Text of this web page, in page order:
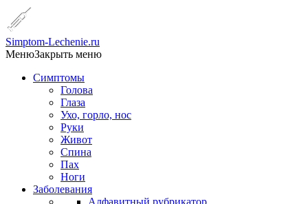
Simptom-Lechenie.ru
МенюЗакрыть меню
Симптомы
Голова
Глаза
Ухо, горло, нос
Руки
Живот
Спина
Пах
Ноги
Заболевания
Алфавитный рубрикатор